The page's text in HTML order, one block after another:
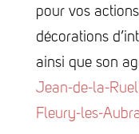
pour vos
décorations
ainsi que son
Jean-de-la-
Fleury-les-